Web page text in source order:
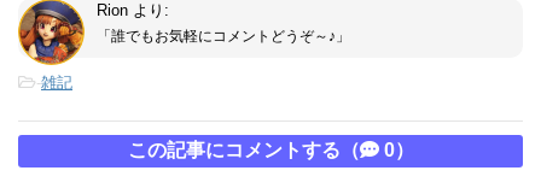
Rion より:
「誰でもお気軽にコメントどうぞ～♪」
-雑記
この記事にコメントする（ 0）